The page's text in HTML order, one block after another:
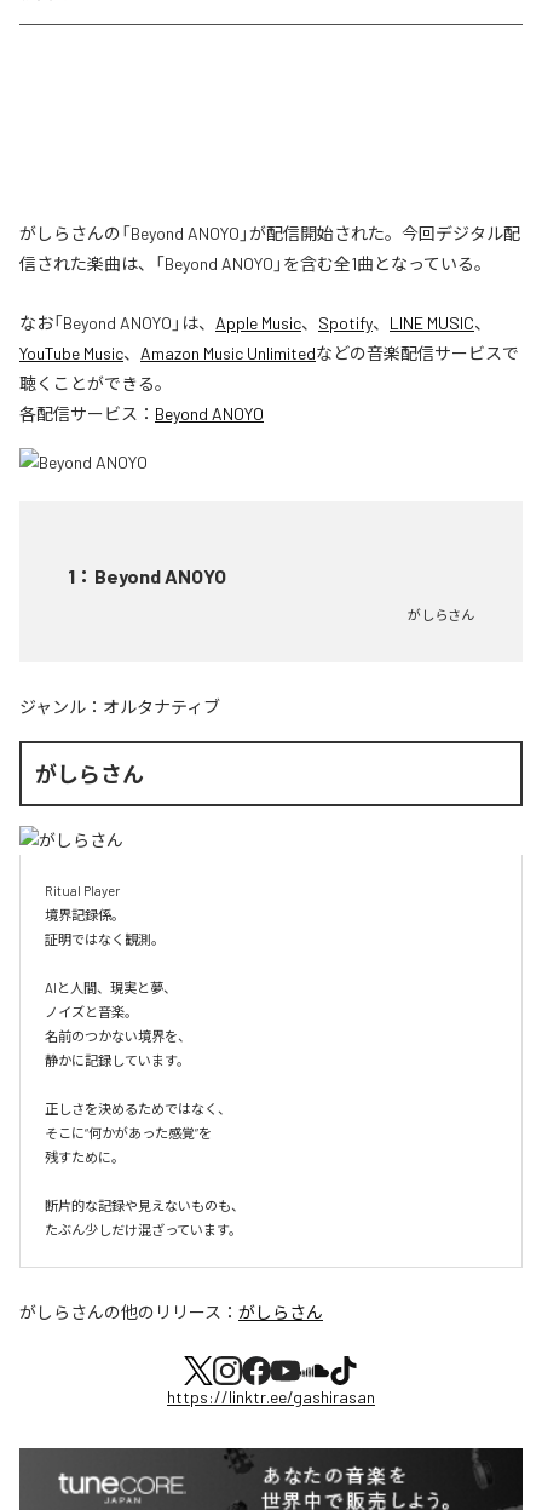
がしらさんの「Beyond ANOYO」が配信開始された。今回デジタル配
信された楽曲は、「Beyond ANOYO」を含む全1曲となっている。
なお「Beyond ANOYO 」は、 Apple Music、 Spotify、 LINE MUSIC、
YouTube Music、 Amazon Music Unlimitedなどの音楽配信サービスで
聴くことができる。
各配信サービス： Beyond ANOYO
1 ： Beyond ANOYO
がしらさん
ジャンル： オルタナティブ
がしらさん
Ritual Player
境界記録係。
証明ではなく観測。
AIと人間、現実と夢、
ノイズと音楽。
名前のつかない境界を、
静かに記録しています。
正しさを決めるためではなく、
そこに“何かがあった感覚”を
残すために。
断片的な記録や見えないものも、
たぶん少しだけ混ざっています。
がしらさんの他のリリース： がしらさん
https://linktr.ee/gashirasan